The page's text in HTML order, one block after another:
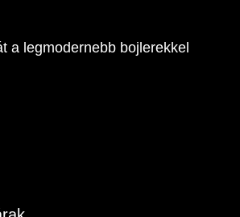
a legmodernebb bojlerekkel